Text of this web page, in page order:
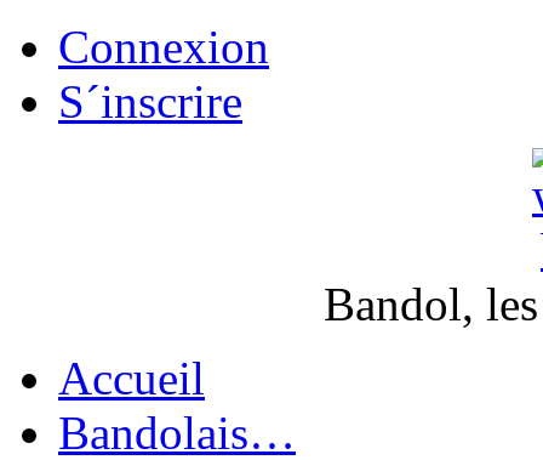
Connexion
S´inscrire
Bandol,
Accueil
Bandolais…